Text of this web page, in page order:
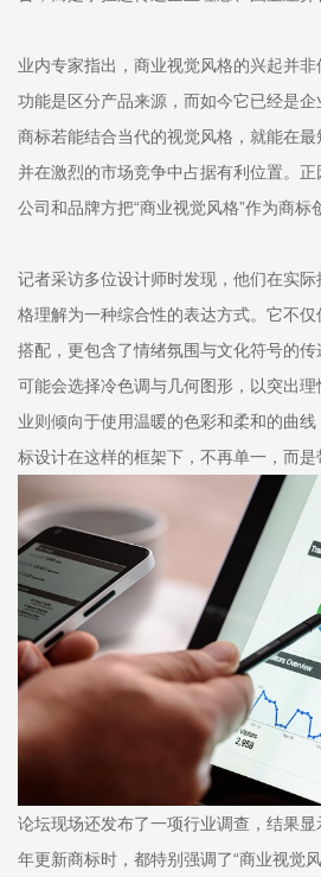
业内专家指出，商业视觉风格的兴起并
功能是区分产品来源，而如今它已经是
商标若能结合当代的视觉风格，就能在最
并在激烈的市场竞争中占据有利位置。
公司和品牌方把“商业视觉风格”作为商标
记者采访多位设计师时发现，他们在实
格理解为一种综合性的表达方式。它不
搭配，更包含了情绪氛围与文化符号的
可能会选择冷色调与几何图形，以突出
业则倾向于使用温暖的色彩和柔和的曲
标设计在这样的框架下，不再单一，而是
论坛现场还发布了一项行业调查，结果
年更新商标时，都特别强调了“商业视觉